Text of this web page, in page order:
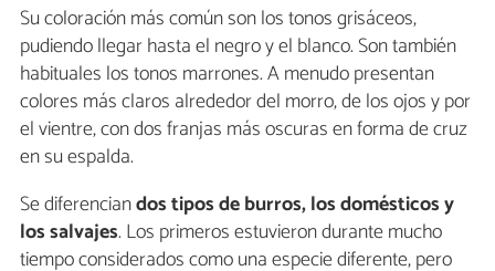
Su coloración más común son los tonos grisáceos,
pudiendo llegar hasta el negro y el blanco. Son también
habituales los tonos marrones. A menudo presentan
colores más claros alrededor del morro, de los ojos y por
el vientre, con dos franjas más oscuras en forma de cruz
en su espalda.
Se diferenciandos tipos de burros, los domésticos y
los salvajes. Los primeros estuvieron durante mucho
tiempo considerados como una especie diferente, pero